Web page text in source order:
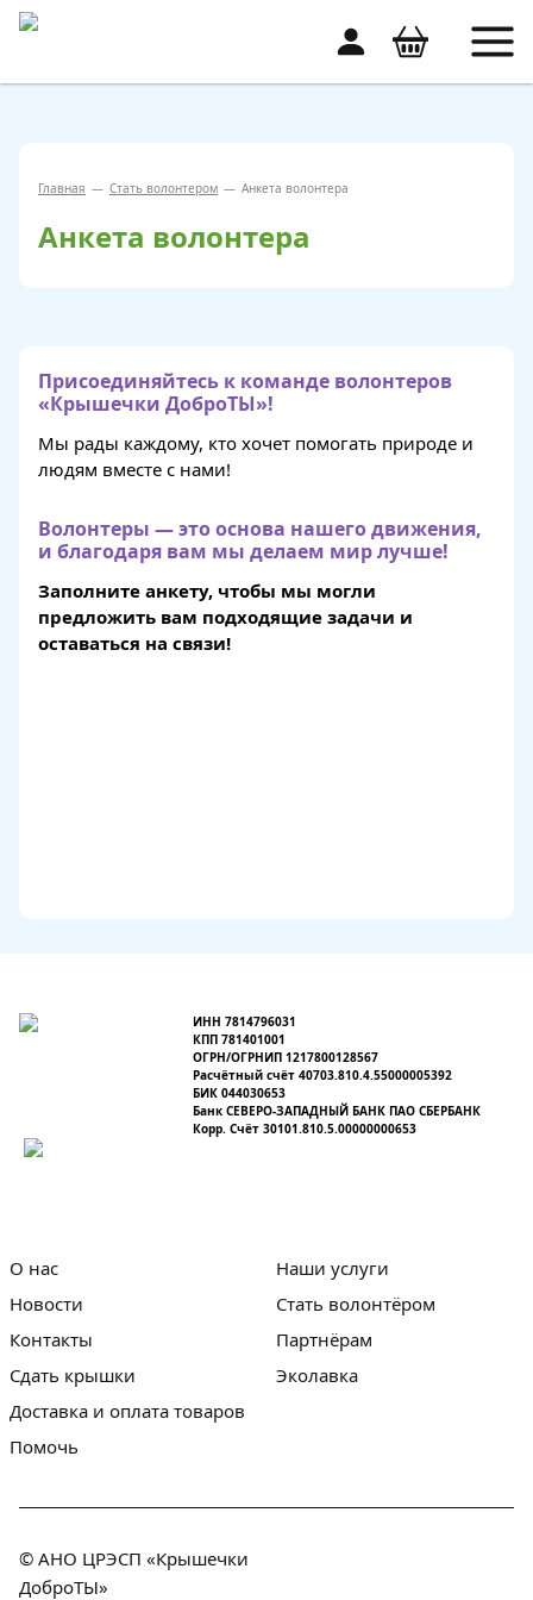
Главная — Стать волонтером — Анкета волонтера
Анкета волонтера
Присоединяйтесь к команде волонтеров
«Крышечки ДоброТЫ»!
Мы рады каждому, кто хочет помогать природе и
людям вместе с нами!
Волонтеры — это основа нашего движения,
и благодаря вам мы делаем мир лучше!
Заполните анкету, чтобы мы могли
предложить вам подходящие задачи и
оставаться на связи!
ИНН 7814796031
КПП 781401001
ОГРН/ОГРНИП 1217800128567
Расчётный счёт 40703.810.4.55000005392
БИК 044030653
Банк СЕВЕРО-ЗАПАДНЫЙ БАНК ПАО СБЕРБАНК
Корр. Счёт 30101.810.5.00000000653
О нас
Новости
Контакты
Сдать крышки
Наши услуги
Стать волонтёром
Партнёрам
Эколавка
Доставка и оплата товаров
Помочь
© АНО ЦРЭСП «Крышечки
ДоброТЫ»